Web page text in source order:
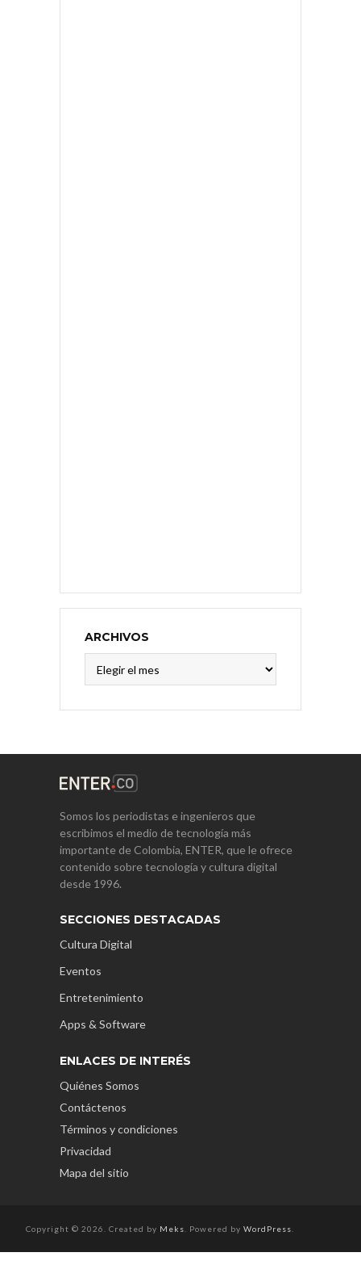
ARCHIVOS
Somos los periodistas e ingenieros que
escribimos el medio de tecnología más
importante de Colombia, ENTER, que le ofrece
contenido sobre tecnología y cultura digital
desde 1996.
SECCIONES DESTACADAS
Cultura Digital
Eventos
Entretenimiento
Apps & Software
ENLACES DE INTERÉS
Quiénes Somos
Contáctenos
Términos y condiciones
Privacidad
Mapa del sitio
Copyright © 2026. Created by Meks . Powered by WordPress